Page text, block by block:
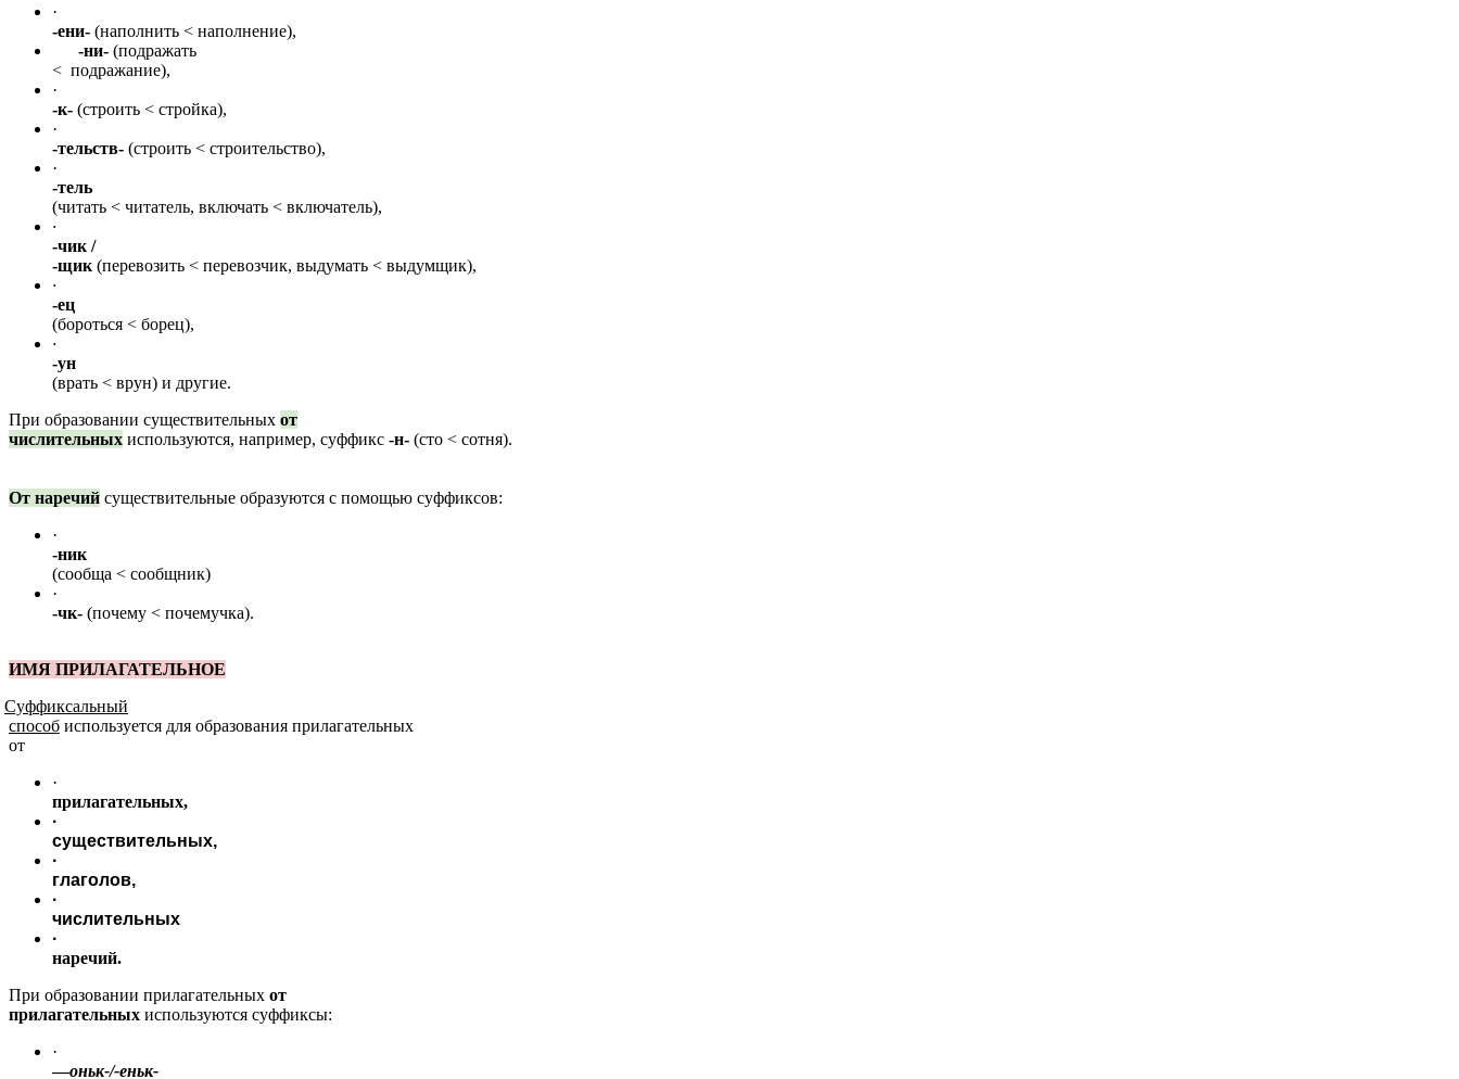
·
-ени- (наполнить < наполнение),
-ни- (подражать
< подражание),
·
-к- (строить < стройка),
·
-тельств- (строить < строительство),
·
-тель
(читать < читатель, включать < включатель),
·
-чик /
-щик (перевозить < перевозчик, выдумать < выдумщик),
·
-ец
(бороться < борец),
·
-ун
(врать < врун) и другие.
При образовании существительных от
числительных используются, например, суффикс -н- (сто < сотня).
От наречий существительные образуются с помощью суффиксов:
·
-ник
(сообща < сообщник)
·
-чк- (почему < почемучка).
ИМЯ ПРИЛАГАТЕЛЬНОЕ
Суффиксальный
способ используется для образования прилагательных
от
·
прилагательных,
·
существительных,
·
глаголов,
·
числительных
·
наречий.
При образовании прилагательных от
прилагательных используются суффиксы:
·
—оньк-/-еньк-